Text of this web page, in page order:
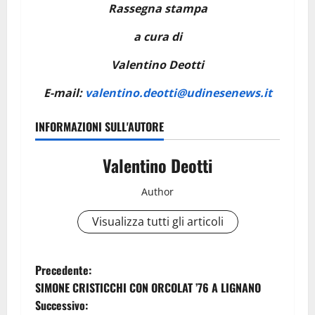
Rassegna stampa
a cura di
Valentino Deotti
E-mail: valentino.deotti@udinesenews.it
INFORMAZIONI SULL'AUTORE
Valentino Deotti
Author
Visualizza tutti gli articoli
N
a
Precedente:
SIMONE CRISTICCHI CON ORCOLAT ’76 A LIGNANO
Successivo: